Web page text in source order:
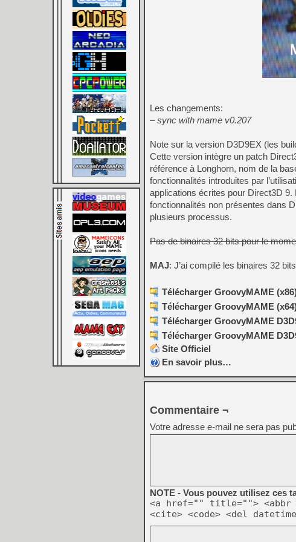
Les changements:
– sync with mame v0.207
Note sur la version D3D9EX (les
Cette version intègre un patch
référence à Longhorn, nom de la
fonctionnalités introduites par
applications écrites pour Direct3D 9.
fonctionnalités non présentes dans
plusieurs processus.
Pas de binaires 32 bits pour le
MAJ: J’ai compilé les binaires 32
Télécharger GroovyMAME
Télécharger GroovyMAME
Télécharger GroovyMAME
Télécharger GroovyMAME
Site Officiel
En savoir plus…
Commentaire ¬
Votre adresse e-mail ne sera pas
NOTE - Vous pouvez utilisez ces
<a href="" title=""> <abbr
<cite> <code> <del